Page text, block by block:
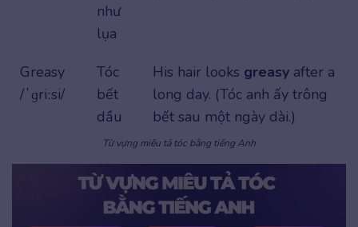
như
lụa
Greasy
/ˈɡriːsi/
Tóc
bết
dầu
His hair looks greasy after a
long day. (Tóc anh ấy trông
bết sau một ngày dài.)
Từ vựng miêu tả tóc bằng tiếng Anh